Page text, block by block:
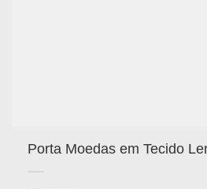
Porta Moedas em Tecido